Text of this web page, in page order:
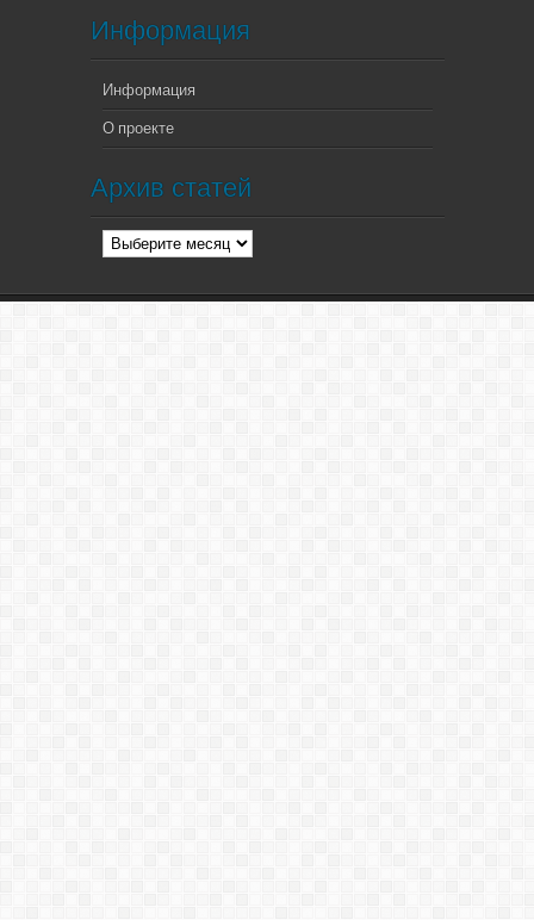
Информация
Информация
О проекте
Архив статей
Архив
статей